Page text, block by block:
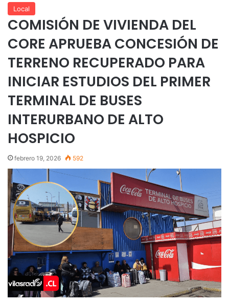
Local
COMISIÓN DE VIVIENDA DEL
CORE APRUEBA CONCESIÓN DE
TERRENO RECUPERADO PARA
INICIAR ESTUDIOS DEL PRIMER
TERMINAL DE BUSES
INTERURBANO DE ALTO
HOSPICIO
febrero 19, 2026 592